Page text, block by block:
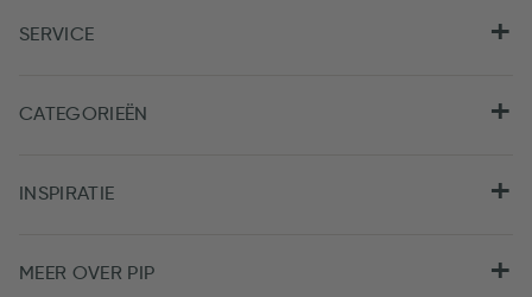
SERVICE
CATEGORIEËN
INSPIRATIE
MEER OVER PIP